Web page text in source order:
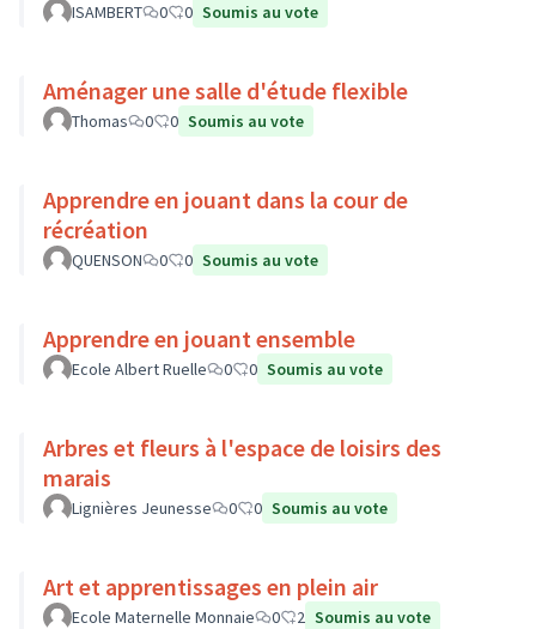
ISAMBERT 0 0 Soumis au vote
Aménager une salle d'étude flexible
Thomas 0 0 Soumis au vote
Apprendre en jouant dans la cour de
récréation
QUENSON 0 0 Soumis au vote
Apprendre en jouant ensemble
Ecole Albert Ruelle 0 0 Soumis au vote
Arbres et fleurs à l'espace de loisirs des
marais
Lignières Jeunesse 0 0 Soumis au vote
Art et apprentissages en plein air
Ecole Maternelle Monnaie 0 2 Soumis au vote